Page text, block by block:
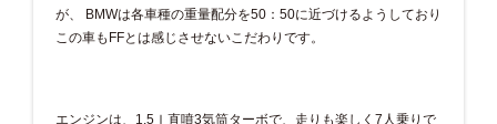
が、 BMWは各車種の重量配分を50：50に近づけるようしており
この車もFFとは感じさせないこだわりです。
エンジンは、1.5ｌ直噴3気筒ターボで、走りも楽しく7人乗りで